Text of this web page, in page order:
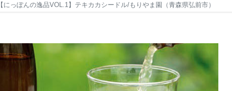
【にっぽんの逸品VOL.1】テキカカシードル/もりやま園（青森県弘前市）